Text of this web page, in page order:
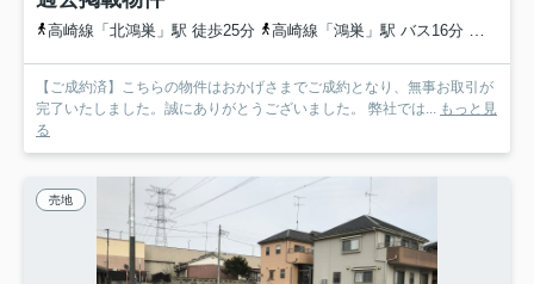
高崎線「北鴻巣」駅 徒歩25分 高崎線「鴻巣」駅 バス16分 埼玉県鴻巣市「宮登神社入口」 停歩3分
【ご成約済】こちらの物件はおかげさまでご成約となり、無事お取引が
完了いたしました。誠にありがとうございました。 弊社では...
もっと見
る
売地